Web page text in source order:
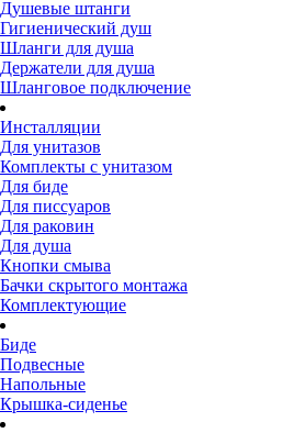
Душевые штанги
Гигиенический душ
Шланги для душа
Держатели для душа
Шланговое подключение
Инсталляции
Для унитазов
Комплекты с унитазом
Для биде
Для писсуаров
Для раковин
Для душа
Кнопки смыва
Бачки скрытого монтажа
Комплектующие
Биде
Подвесные
Напольные
Крышка-сиденье